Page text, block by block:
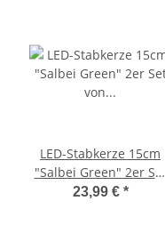
LED-Stabkerze 15cm
"Salbei Green" 2er Set
von DELUXE Homeart
23,99 € *